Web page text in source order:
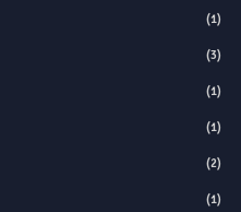
(1)
(3)
(1)
(1)
(2)
(1)